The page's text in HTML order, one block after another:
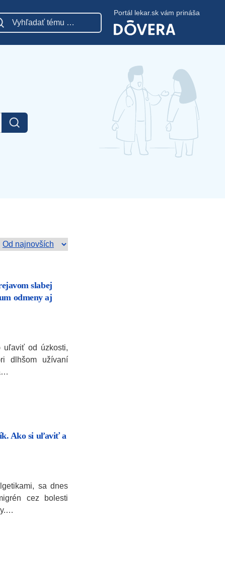
Portál lekar.sk vám prináša
slabej
odmeny aj
uľaviť od úzkosti,
dlhšom užívaní
Ako si uľaviť a
sa dnes
cez bolesti